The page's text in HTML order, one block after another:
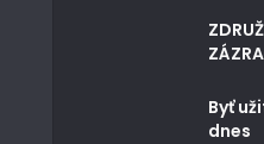
Byť
dnes